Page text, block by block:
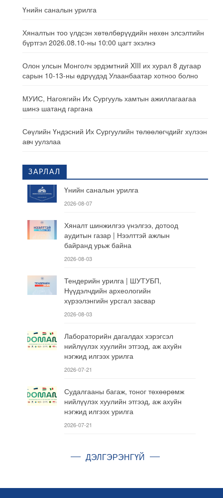
Үнийн саналын урилга
Хяналтын тоо үлдсэн хөтөлбөрүүдийн нөхөн элсэлтийн
бүртгэл 2026.08.10-ны 10:00 цагт эхэлнэ
Олон улсын Монголч эрдэмтний XIII их хурал 8 дугаар
сарын 10-13-ны өдрүүдэд Улаанбаатар хотноо болно
МУИС, Нагоягийн Их Сургууль хамтын ажиллагаагаа
шинэ шатанд гаргана
Сөүлийн Үндэсний Их Сургуулийн төлөөлөгчдийг хүлээн
авч уулзлаа
ЗАРЛАЛ
Үнийн саналын урилга
2026-08-07
Хяналт шинжилгээ үнэлгээ, дотоод
аудитын газар | Нээлттэй ажлын
байранд урьж байна
2026-08-03
Тендерийн урилга | ШУТУБП,
Нүүдэлчдийн археологийн
хүрээлэнгийн урсгал засвар
2026-08-03
Лабораторийн дагалдах хэрэгсэл
нийлүүлэх хуулийн этгээд, аж ахуйн
нэгжид илгээх урилга
2026-07-21
Судалгааны багаж, тоног төхөөрөмж
нийлүүлэх хуулийн этгээд, аж ахуйн
нэгжид илгээх урилга
2026-07-21
ДЭЛГЭРЭНГҮЙ